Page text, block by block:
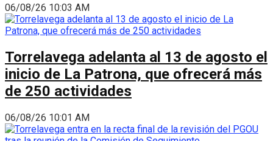
06/08/26 10:03 AM
Torrelavega adelanta al 13 de agosto el
inicio de La Patrona, que ofrecerá más
de 250 actividades
06/08/26 10:01 AM